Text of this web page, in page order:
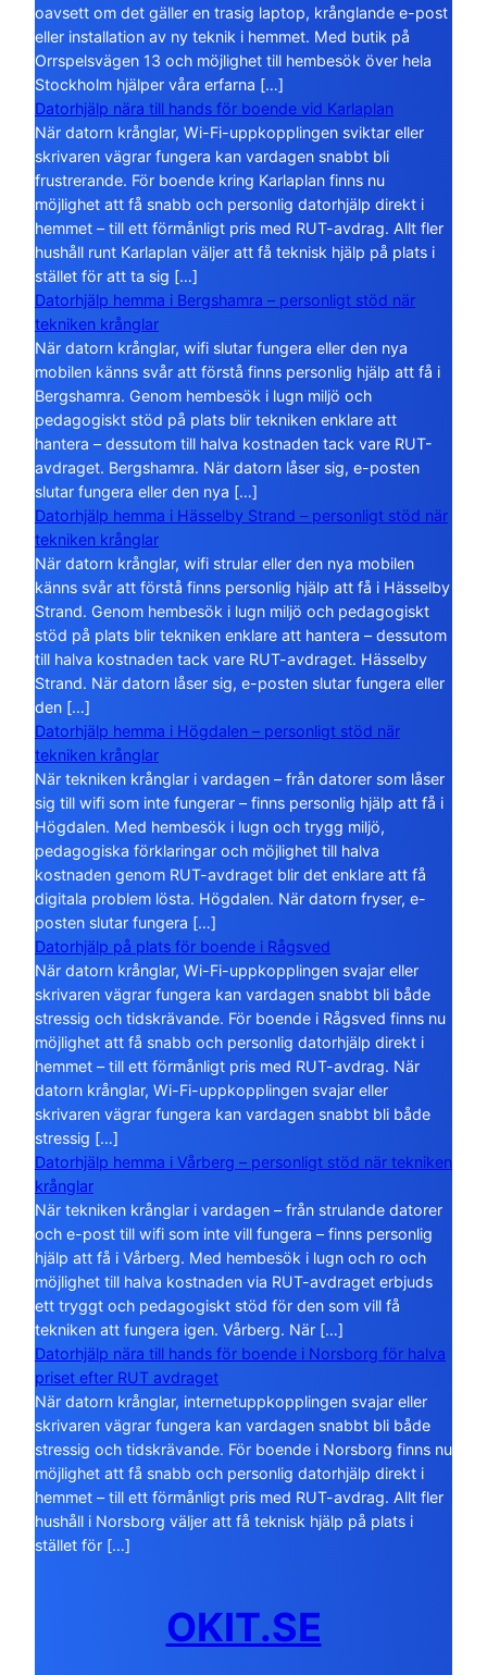
oavsett om det gäller en trasig laptop, krånglande e-post
eller installation av ny teknik i hemmet. Med butik på
Orrspelsvägen 13 och möjlighet till hembesök över hela
Stockholm hjälper våra erfarna […]
Datorhjälp nära till hands för boende vid Karlaplan
När datorn krånglar, Wi-Fi-uppkopplingen sviktar eller
skrivaren vägrar fungera kan vardagen snabbt bli
frustrerande. För boende kring Karlaplan finns nu
möjlighet att få snabb och personlig datorhjälp direkt i
hemmet – till ett förmånligt pris med RUT-avdrag. Allt fler
hushåll runt Karlaplan väljer att få teknisk hjälp på plats i
stället för att ta sig […]
Datorhjälp hemma i Bergshamra – personligt stöd när
tekniken krånglar
När datorn krånglar, wifi slutar fungera eller den nya
mobilen känns svår att förstå finns personlig hjälp att få i
Bergshamra. Genom hembesök i lugn miljö och
pedagogiskt stöd på plats blir tekniken enklare att
hantera – dessutom till halva kostnaden tack vare RUT-
avdraget. Bergshamra. När datorn låser sig, e-posten
slutar fungera eller den nya […]
Datorhjälp hemma i Hässelby Strand – personligt stöd när
tekniken krånglar
När datorn krånglar, wifi strular eller den nya mobilen
känns svår att förstå finns personlig hjälp att få i Hässelby
Strand. Genom hembesök i lugn miljö och pedagogiskt
stöd på plats blir tekniken enklare att hantera – dessutom
till halva kostnaden tack vare RUT-avdraget. Hässelby
Strand. När datorn låser sig, e-posten slutar fungera eller
den […]
Datorhjälp hemma i Högdalen – personligt stöd när
tekniken krånglar
När tekniken krånglar i vardagen – från datorer som låser
sig till wifi som inte fungerar – finns personlig hjälp att få i
Högdalen. Med hembesök i lugn och trygg miljö,
pedagogiska förklaringar och möjlighet till halva
kostnaden genom RUT-avdraget blir det enklare att få
digitala problem lösta. Högdalen. När datorn fryser, e-
posten slutar fungera […]
Datorhjälp på plats för boende i Rågsved
När datorn krånglar, Wi-Fi-uppkopplingen svajar eller
skrivaren vägrar fungera kan vardagen snabbt bli både
stressig och tidskrävande. För boende i Rågsved finns nu
möjlighet att få snabb och personlig datorhjälp direkt i
hemmet – till ett förmånligt pris med RUT-avdrag. När
datorn krånglar, Wi-Fi-uppkopplingen svajar eller
skrivaren vägrar fungera kan vardagen snabbt bli både
stressig […]
Datorhjälp hemma i Vårberg – personligt stöd när tekniken
krånglar
När tekniken krånglar i vardagen – från strulande datorer
och e-post till wifi som inte vill fungera – finns personlig
hjälp att få i Vårberg. Med hembesök i lugn och ro och
möjlighet till halva kostnaden via RUT-avdraget erbjuds
ett tryggt och pedagogiskt stöd för den som vill få
tekniken att fungera igen. Vårberg. När […]
Datorhjälp nära till hands för boende i Norsborg för halva
priset efter RUT avdraget
När datorn krånglar, internetuppkopplingen svajar eller
skrivaren vägrar fungera kan vardagen snabbt bli både
stressig och tidskrävande. För boende i Norsborg finns nu
möjlighet att få snabb och personlig datorhjälp direkt i
hemmet – till ett förmånligt pris med RUT-avdrag. Allt fler
hushåll i Norsborg väljer att få teknisk hjälp på plats i
stället för […]
OKIT.SE